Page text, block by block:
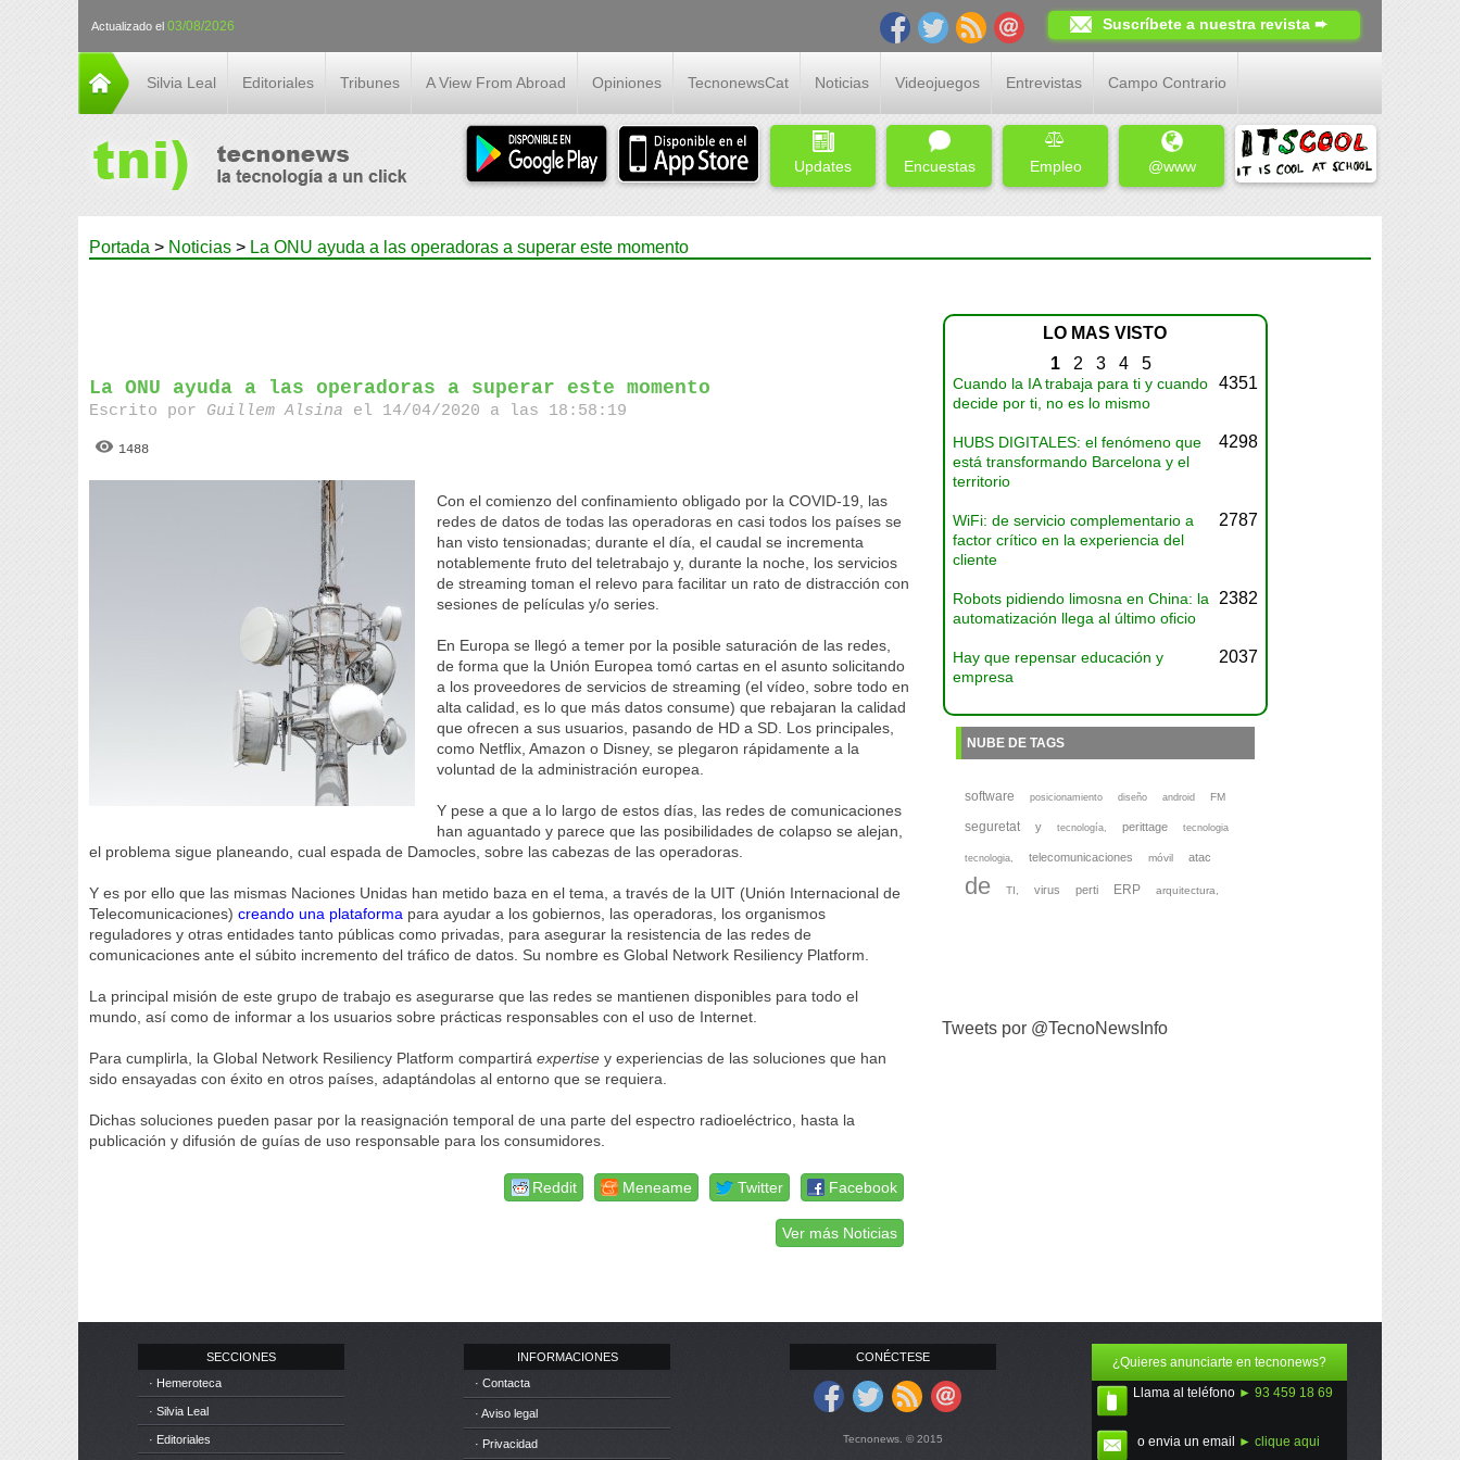
Actualizado el 03/08/2026 Suscríbete a nuestra revista ➨
Silvia Leal Editoriales Tribunes A View From Abroad Opiniones TecnonewsCat Noticias Videojuegos Entrevistas Campo Contrario
Updates Encuestas Empleo @www
Portada > Noticias > La ONU ayuda a las operadoras a superar este momento
La ONU ayuda a las operadoras a superar este momento
Escrito por Guillem Alsina el 14/04/2020 a las 18:58:19
1488
Con el comienzo del confinamiento obligado por la COVID-19, las
redes de datos de todas las operadoras en casi todos los países se
han visto tensionadas; durante el día, el caudal se incrementa
notablemente fruto del teletrabajo y, durante la noche, los servicios
de streaming toman el relevo para facilitar un rato de distracción con
sesiones de películas y/o series.
En Europa se llegó a temer por la posible saturación de las redes,
de forma que la Unión Europea tomó cartas en el asunto solicitando
a los proveedores de servicios de streaming (el vídeo, sobre todo en
alta calidad, es lo que más datos consume) que rebajaran la calidad
que ofrecen a sus usuarios, pasando de HD a SD. Los principales,
como Netflix, Amazon o Disney, se plegaron rápidamente a la
voluntad de la administración europea.
Y pese a que a lo largo de estos días, las redes de comunicaciones
han aguantado y parece que las posibilidades de colapso se alejan,
el problema sigue planeando, cual espada de Damocles, sobre las cabezas de las operadoras.
Y es por ello que las mismas Naciones Unidas han metido baza en el tema, a través de la UIT (Unión Internacional de
Telecomunicaciones)creando una plataforma para ayudar a los gobiernos, las operadoras, los organismos
reguladores y otras entidades tanto públicas como privadas, para asegurar la resistencia de las redes de
comunicaciones ante el súbito incremento del tráfico de datos. Su nombre es Global Network Resiliency Platform.
La principal misión de este grupo de trabajo es asegurarse que las redes se mantienen disponibles para todo el
mundo, así como de informar a los usuarios sobre prácticas responsables con el uso de Internet.
Para cumplirla, la Global Network Resiliency Platform compartiráexpertise y experiencias de las soluciones que han
sido ensayadas con éxito en otros países, adaptándolas al entorno que se requiera.
Dichas soluciones pueden pasar por la reasignación temporal de una parte del espectro radioeléctrico, hasta la
publicación y difusión de guías de uso responsable para los consumidores.
Facebook
Twitter
Meneame
Reddit
Ver más Noticias
LO MAS VISTO
1 2 3 4 5
Cuando la IA trabaja para ti y cuando
decide por ti, no es lo mismo
4351
HUBS DIGITALES: el fenómeno que
está transformando Barcelona y el
territorio
4298
WiFi: de servicio complementario a
factor crítico en la experiencia del
cliente
2787
Robots pidiendo limosna en China: la
automatización llega al último oficio
2382
Hay que repensar educación y
empresa
2037
NUBE DE TAGS
software posicionamiento diseño android FM
seguretat y tecnología, perittage tecnologia
tecnologia, telecomunicaciones móvil atac
de TI, virus perti ERP arquitectura,
Tweets por @TecnoNewsInfo
SECCIONES
· Hemeroteca
· Silvia Leal
· Editoriales
INFORMACIONES
· Contacta
· Aviso legal
· Privacidad
CONÉCTESE
Tecnonews. © 2015
¿Quieres anunciarte en tecnonews?
Llama al teléfono ► 93 459 18 69
o envia un email ► clique aqui